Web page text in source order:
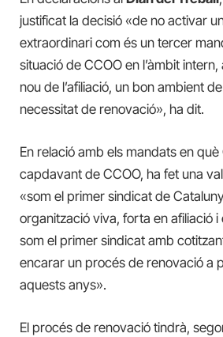
justificat la decisió «de no activar
extraordinari com és un tercer
situació de CCOO en l’àmbit
nou de l’afiliació, un bon ambient
necessitat de renovació», ha dit.
En relació amb els mandats en
capdavant de CCOO, ha fet una
«som el primer sindicat de
organització viva, forta en afiliació
som el primer sindicat amb
encarar un procés de renovació a
aquests anys».
El procés de renovació tindrà,